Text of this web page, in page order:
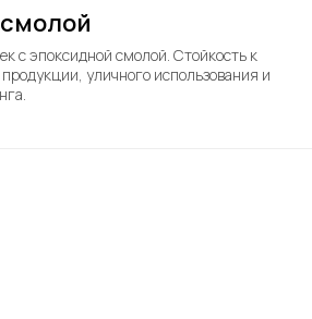
с эпоксидной смолой. Стойкость к
уличного использования и